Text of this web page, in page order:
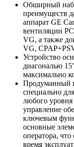
Обширный
преимуществ
аппарат GE
вентиляции
VG, а также
VG,
Устройство
диагональю
максимально
Продуманный
специально
любого
управление
ключевым
основные
оператора,
время